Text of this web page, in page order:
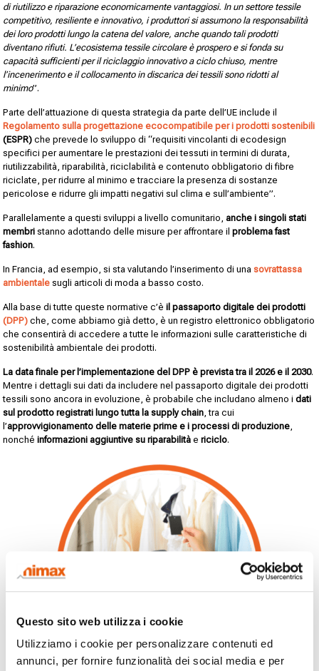
Questo sito web utilizza i cookie
Utilizziamo i cookie per personalizzare contenuti ed
annunci, per fornire funzionalità dei social media e per
di riutilizzo e riparazione economicamente vantaggiosi. In un settore tessile
competitivo, resiliente e innovativo, i produttori si assumono la responsabilità
dei loro prodotti lungo la catena del valore, anche quando tali prodotti
diventano rifiuti. L’ecosistema tessile circolare è prospero e si fonda su
capacità sufficienti per il riciclaggio innovativo a ciclo chiuso, mentre
l’incenerimento e il collocamento in discarica dei tessili sono ridotti al
minimo”.
Parte dell’attuazione di questa strategia da parte dell’UE include il
Regolamento sulla progettazione ecocompatibile per i prodotti sostenibili
(ESPR)che prevede lo sviluppo di “requisiti vincolanti di ecodesign
specifici per aumentare le prestazioni dei tessuti in termini di durata,
riutilizzabilità, riparabilità, riciclabilità e contenuto obbligatorio di fibre
riciclate, per ridurre al minimo e tracciare la presenza di sostanze
pericolose e ridurre gli impatti negativi sul clima e sull’ambiente”.
Parallelamente a questi sviluppi a livello comunitario,anche i singoli stati
membri stanno adottando delle misure per affrontare ilproblema fast
fashion.
In Francia, ad esempio, si sta valutando l’inserimento di unasovrattassa
ambientale sugli articoli di moda a basso costo.
Alla base di tutte queste normative c’èil passaporto digitale dei prodotti
(DPP) che, come abbiamo già detto, è un registro elettronico obbligatorio
che consentirà di accedere a tutte le informazioni sulle caratteristiche di
sostenibilità ambientale dei prodotti.
La data finale per l’implementazione del DPP è prevista tra il 2026 e il 2030.
Mentre i dettagli sui dati da includere nel passaporto digitale dei prodotti
tessili sono ancora in evoluzione, è probabile che includano almeno idati
sul prodotto registrati lungo tutta la supply chain, tra cui
l’approvvigionamento delle materie prime e i processi di produzione,
nonchéinformazioni aggiuntive su riparabilità ericiclo.